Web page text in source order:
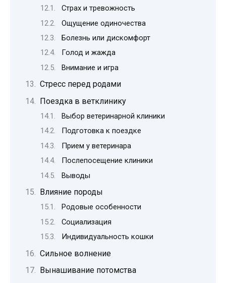
Страх и тревожность
Ощущение одиночества
Болезнь или дискомфорт
Голод и жажда
Внимание и игра
Стресс перед родами
Поездка в ветклинику
Выбор ветеринарной клиники
Подготовка к поездке
Прием у ветеринара
Послепосещение клиники
Выводы
Влияние породы
Родовые особенности
Социализация
Индивидуальность кошки
Сильное волнение
Вынашивание потомства